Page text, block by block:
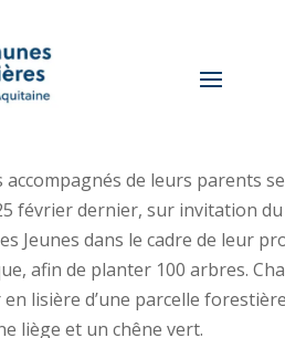
accompagnés de leurs parents
février dernier, sur invitation du
Jeunes dans le cadre de leur
afin de planter 100 arbres.
lisière d’une parcelle
liège et un chêne vert.